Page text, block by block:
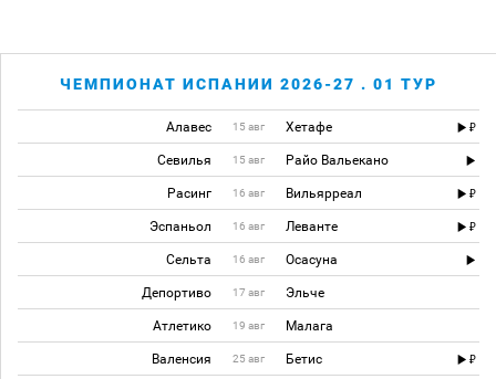
ЧЕМПИОНАТ ИСПАНИИ 2026-27 . 01 ТУР
Алавес 15 авг Хетафе
Севилья 15 авг Райо Вальекано
Расинг 16 авг Вильярреал
Эспаньол 16 авг Леванте
Сельта 16 авг Осасуна
Депортиво 17 авг Эльче
Атлетико 19 авг Малага
Валенсия 25 авг Бетис